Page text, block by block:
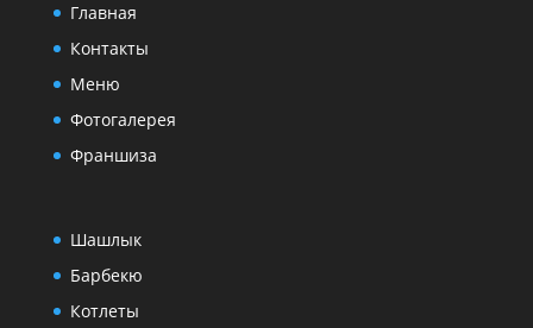
Главная
Контакты
Меню
Фотогалерея
Франшиза
Шашлык
Барбекю
Котлеты